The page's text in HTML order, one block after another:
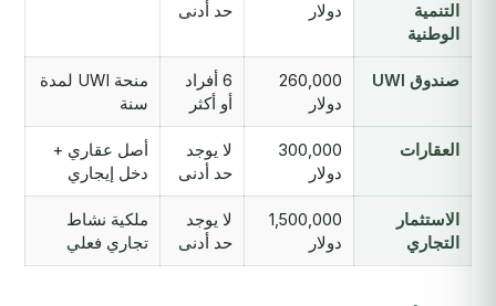
التنمية
الوطنية
دولار
حد أدنى
صندوق UWI
260,000
دولار
6 أفراد
أو أكثر
منحة UWI لمدة
سنة
العقارات
300,000
دولار
لا يوجد
حد أدنى
أصل عقاري +
دخل إيجاري
الاستثمار
التجاري
1,500,000
دولار
لا يوجد
حد أدنى
ملكية نشاط
تجاري فعلي